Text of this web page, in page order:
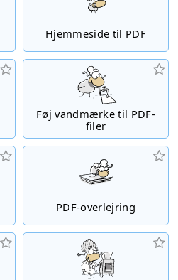
Hjemmeside til PDF
Føj vandmærke til PDF-
filer
PDF-overlejring